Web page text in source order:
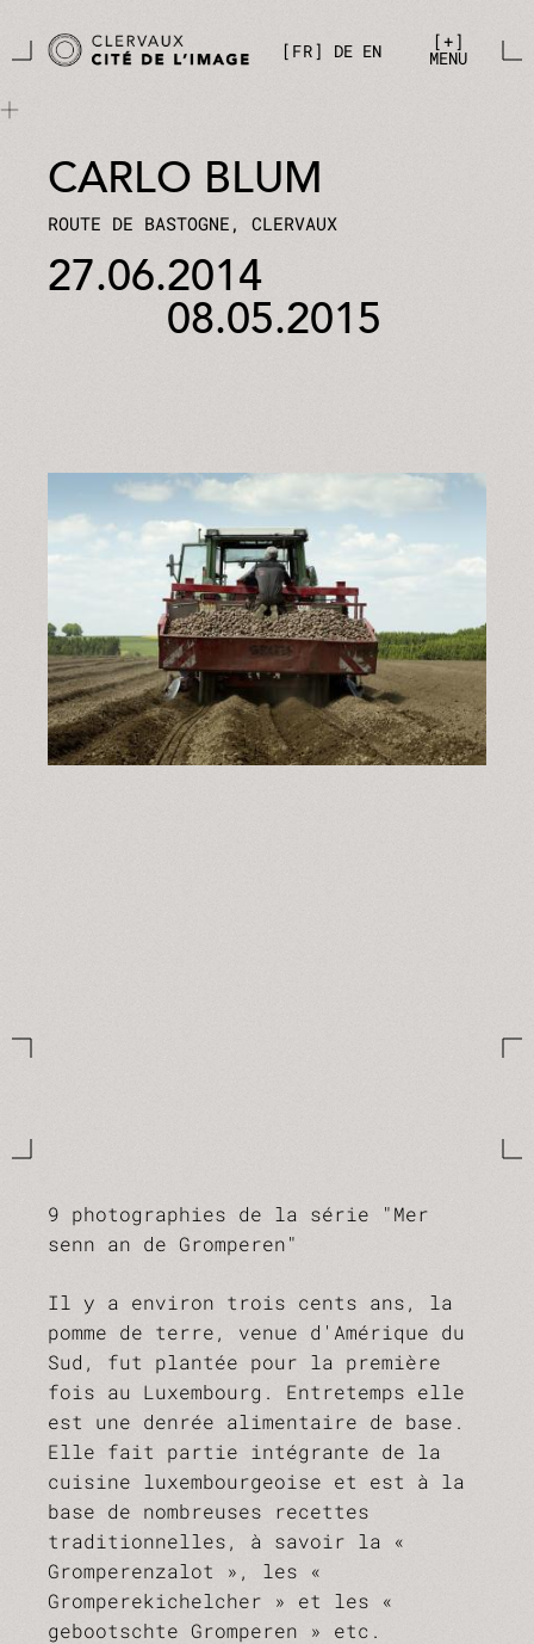
FR
DE EN +
MENU
CARLO BLUM
ROUTE DE BASTOGNE, CLERVAUX
27.06.2014
08.05.2015
9 photographies de la série "Mer
senn an de Gromperen"
Il y a environ trois cents ans, la
pomme de terre, venue d'Amérique du
Sud, fut plantée pour la première
fois au Luxembourg. Entretemps elle
est une denrée alimentaire de base.
Elle fait partie intégrante de la
cuisine luxembourgeoise et est à la
base de nombreuses recettes
traditionnelles, à savoir la «
Gromperenzalot », les «
Gromperekichelcher » et les «
gebootschte Gromperen » etc.